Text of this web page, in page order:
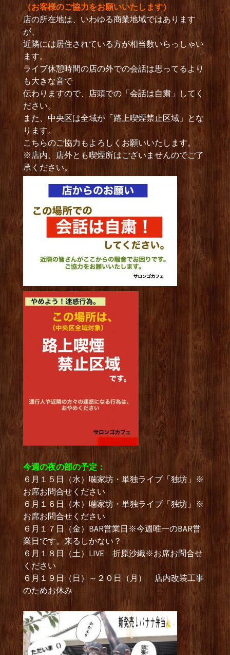
（お客様のご協力をお願いいたします）
店の所在地は、いわゆる商業地域ではあります
が、
近隣には居住されている方が相当数いらっしゃい
ます。
ライブ休憩時間の店の外での会話は思ってるより
も大きな音で
伝わりますので、店頭での「会話は自粛」してく
ださい。
また、中央区は全域が「路上喫煙禁止区域」とな
ります。
こちらのご協力もよろしくお願いいたします。
※店内、店外とも喫煙所はございませんのでご了
承ください。
今週の夜の部の予定：
６月１５日（水）噛家坊・単独ライブ「独坊」※
お席お問合せください
６月１６日（木）噛家坊・単独ライブ「独坊」※
お席お問合せください
６月１７日（金）BAR営業日※今週唯一のBAR営
業日です。来るしかない？
６月１８日（土）LIVE 折原沙織※お席お問合せ
ください
６月１９日（日）～２０日（月） 店内改装工事
のためお休み